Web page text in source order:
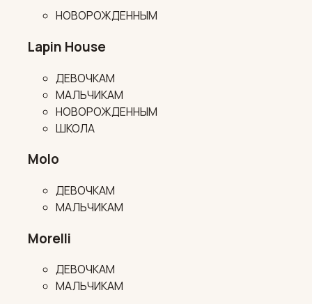
НОВОРОЖДЕННЫМ
Lapin House
ДЕВОЧКАМ
МАЛЬЧИКАМ
НОВОРОЖДЕННЫМ
ШКОЛА
Molo
ДЕВОЧКАМ
МАЛЬЧИКАМ
Morelli
ДЕВОЧКАМ
МАЛЬЧИКАМ